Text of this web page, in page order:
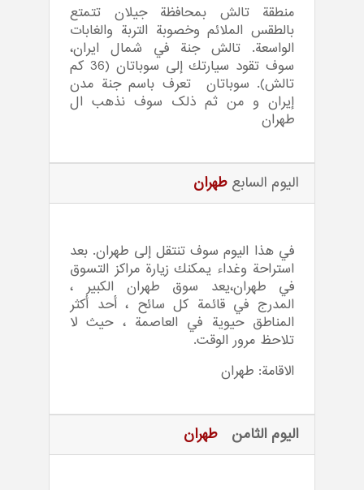
منطقة تالش بمحافظة جيلان تتمتع
بالطقس الملائم وخصوبة التربة والغابات
الواسعة. تالش جنة في شمال ايران،
سوف تقود سيارتك إلى سوباتان (36 كم
تالش). سوباتان تعرف باسم جنة مدن
إيران و من ثم ذلک سوف نذهب ال
طهران
اليوم السابعطهران
في هذا اليوم سوف تنتقل إلى طهران. بعد
استراحة وغداء يمكنك زيارة مراكز التسوق
في طهران،يعد سوق طهران الكبير ،
المدرج في قائمة كل سائح ، أحد أكثر
المناطق حيوية في العاصمة ، حيث لا
تلاحظ مرور الوقت.
الاقامة: طهران
اليوم الثامن طهران